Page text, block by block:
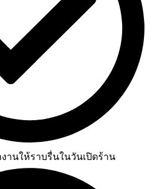
านให้ราบรื่นในวันเปิดร้าน